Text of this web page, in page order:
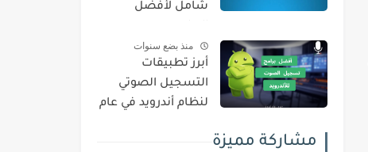
شامل لأفضل
منذ بضع سنوات
أبرز تطبيقات
التسجيل الصوتي
لنظام أندرويد في عام
مشاركة مميزة